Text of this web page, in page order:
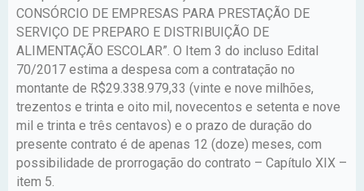
CONSÓRCIO DE EMPRESAS PARA PRESTAÇÃO DE
SERVIÇO DE PREPARO E DISTRIBUIÇÃO DE
ALIMENTAÇÃO ESCOLAR”. O Item 3 do incluso Edital
70/2017 estima a despesa com a contratação no
montante de R$29.338.979,33 (vinte e nove milhões,
trezentos e trinta e oito mil, novecentos e setenta e nove
mil e trinta e três centavos) e o prazo de duração do
presente contrato é de apenas 12 (doze) meses, com
possibilidade de prorrogação do contrato – Capítulo XIX –
item 5.